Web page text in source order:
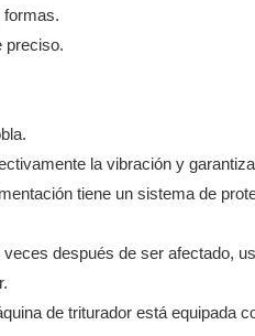
formas.
preciso.
la vibración y
tiene un sistema de
después de ser afectado,
de triturador está equipada